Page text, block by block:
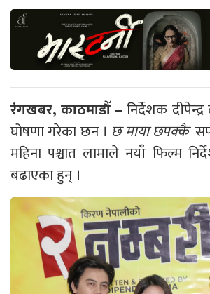
रंगखबर, काठमाडौँ – निर्देशक
घोषणा गरेका छन । छ माया छपक्कै
महिना पश्चात लामाले नयाँ फिल्म
बढाएका हुन् ।